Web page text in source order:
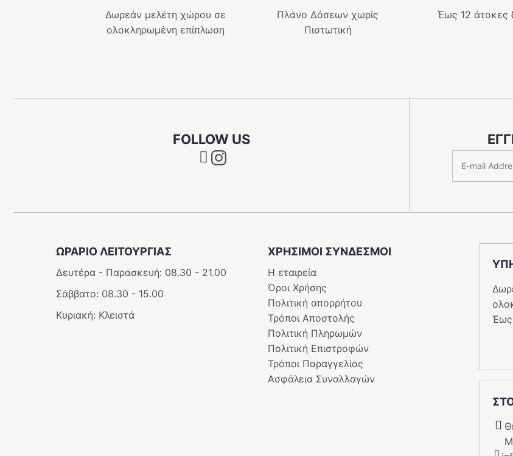
Δωρεάν μελέτη χώρου σε
ολοκληρωμένη επίπλωση
Πλάνο Δόσεων χωρίς
Πιστωτική
Έως 12 άτοκες
FOLLOW US
Instagram
ΩΡΑΡΙΟ ΛΕΙΤΟΥΡΓΊΑΣ
Δευτέρα - Παρασκευή: 08.30 - 21.00
Σάββατο: 08.30 - 15.00
Κυριακή: Κλειστά
ΧΡΗΣΙΜΟΙ ΣΥΝΔΕΣΜΟΙ
Η εταιρεία
Όροι Χρήσης
Πολιτική απορρήτου
Τρόποι Αποστολής
Πολιτική Πληρωμών
Πολιτική Επιστροφών
Τρόποι Παραγγελίας
Ασφάλεια Συναλλαγών
Έως